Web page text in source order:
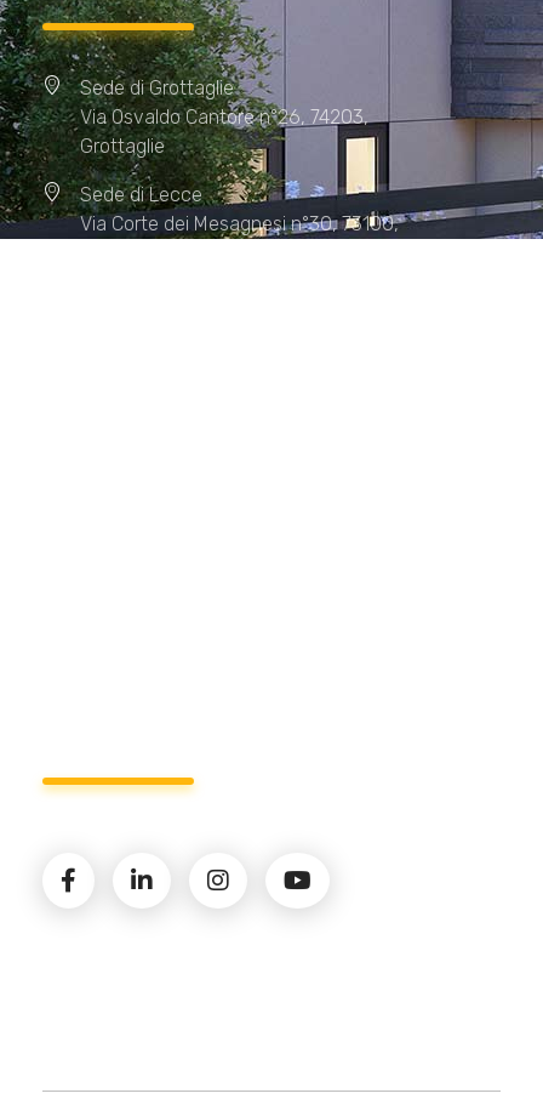
Sede di Grottaglie
Via Osvaldo Cantore n°26, 74203,
Grottaglie
Sede di Lecce
Via Corte dei Mesagnesi n°30, 73100,